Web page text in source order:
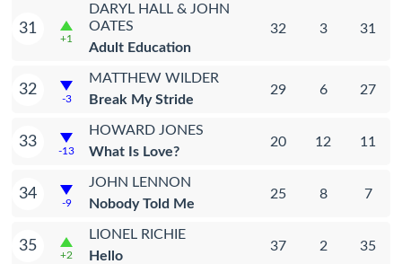
31
+1
DARYL HALL & JOHN
OATES
Adult Education
32 3 31
32
-3
MATTHEW WILDER
Break My Stride
29 6 27
33
-13
HOWARD JONES
What Is Love?
20 12 11
34
-9
JOHN LENNON
Nobody Told Me
25 8 7
35
+2
LIONEL RICHIE
Hello
37 2 35